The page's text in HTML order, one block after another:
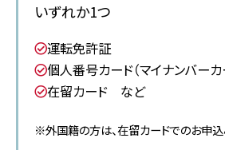
いずれか1つ
運転免許証
個人番号カード（マイナンバーカ
在留カード など
※外国籍の方は、在留カードでのお申込